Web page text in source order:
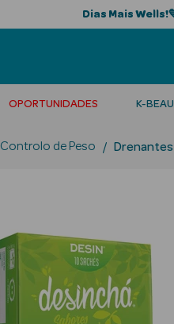
Dias Mais Wells!
OPORTUNIDADES K-
Controlo de Peso Drenantes